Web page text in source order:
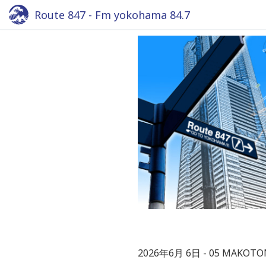
Route 847 - Fm yokohama 84.7
2026年6月 6日 05